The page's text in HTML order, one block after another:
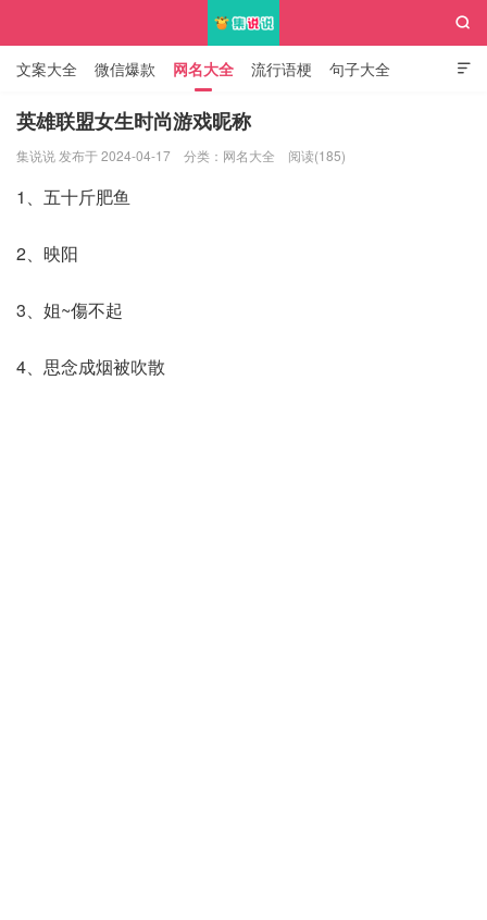

文案大全 微信爆款 网名大全 流行语梗 句子大全
知识大全

英雄联盟女生时尚游戏昵称
集说说 发布于 2024-04-17 分类： 网名大全 阅读(185)
1、五十斤肥鱼
2、映阳
3、姐~傷不起
4、思念成烟被吹散